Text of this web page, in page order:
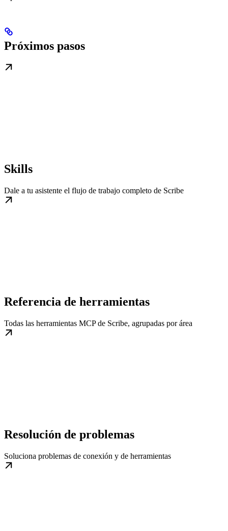
Próximos pasos
Skills
Dale a tu asistente el flujo de trabajo completo de Scribe
Referencia de herramientas
Todas las herramientas MCP de Scribe, agrupadas por área
Resolución de problemas
Soluciona problemas de conexión y de herramientas